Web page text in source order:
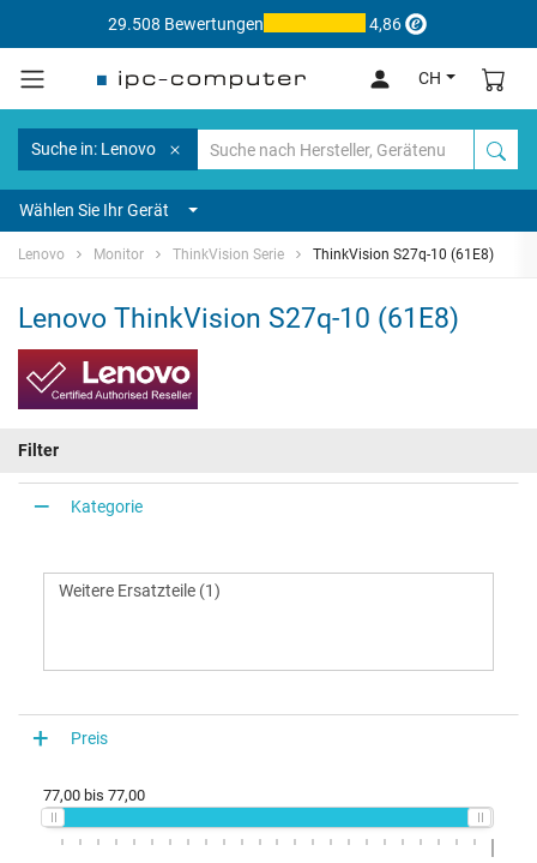
29.508 Bewertungen 4,86
CH
Suche in: Lenovo
Wählen Sie Ihr Gerät
Lenovo Monitor ThinkVision Serie ThinkVision S27q-10 (61E8)
Lenovo ThinkVision S27q-10 (61E8)
Filter
Kategorie
Preis
77,00 bis 77,00